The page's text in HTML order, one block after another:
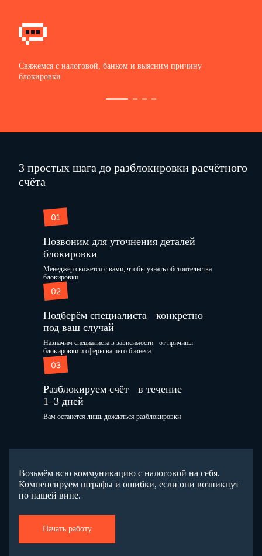
Свяжемся с налоговой, банком и выясним причину
блокировки
3 простых шага до разблокировки расчётного
счёта
Позвоним для уточнения деталей
блокировки
Менеджер свяжется с вами, чтобы узнать обстоятельства
блокировки
Подберём специалиста конкретно
под ваш случай
Назначим специалиста в зависимости от причины
блокировки и сферы вашего бизнеса
Разблокируем счёт в течение
1–3 дней
Вам останется лишь дождаться разблокировки
Возьмём всю коммуникацию с налоговой на себя.
Компенсируем штрафы и ошибки, если они возникнут
по нашей вине.
Начать работу